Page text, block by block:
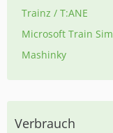
Trainz / T:ANE
Microsoft Train
Mashinky
Verbrauch